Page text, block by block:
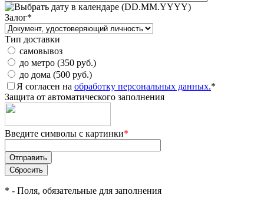
(DD.MM.YYYY)
Залог*
Тип доставки
самовывоз
до метро (350 руб.)
до дома (500 руб.)
Я согласен на обработку персональных данных.*
Защита от автоматического заполнения
Введите символы с картинки*
* - Поля, обязательные для заполнения